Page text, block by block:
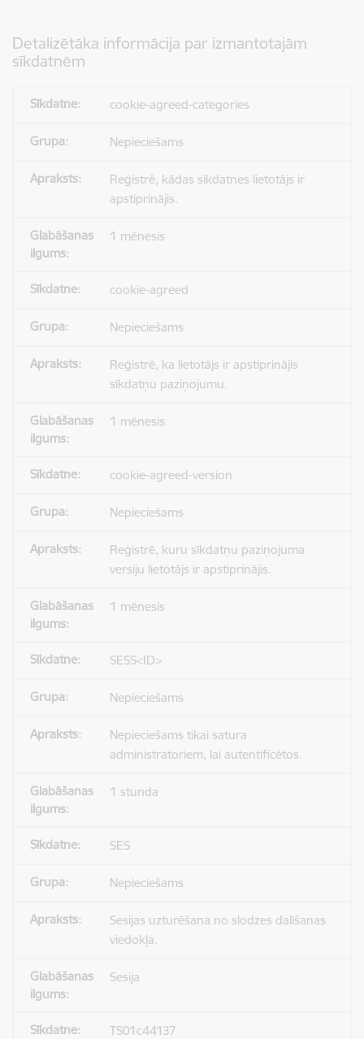
Detalizētāka informācija par izmantotajām
sīkdatnēm
cookie-agreed-categories
Nepieciešams
Reģistrē, kādas sīkdatnes lietotājs ir
apstiprinājis.
1 mēnesis
cookie-agreed
Nepieciešams
Reģistrē, ka lietotājs ir apstiprinājis
sīkdatņu paziņojumu.
1 mēnesis
cookie-agreed-version
Nepieciešams
Reģistrē, kuru sīkdatņu paziņojuma
versiju lietotājs ir apstiprinājis.
1 mēnesis
SESS<ID>
Nepieciešams
Nepieciešams tikai satura
administratoriem, lai autentificētos.
1 stunda
SES
Nepieciešams
Sesijas uzturēšana no slodzes dalīšanas
viedokļa.
Sesija
TS01c44137